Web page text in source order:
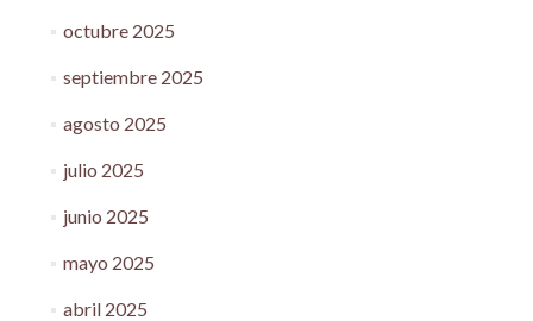
octubre 2025
septiembre 2025
agosto 2025
julio 2025
junio 2025
mayo 2025
abril 2025